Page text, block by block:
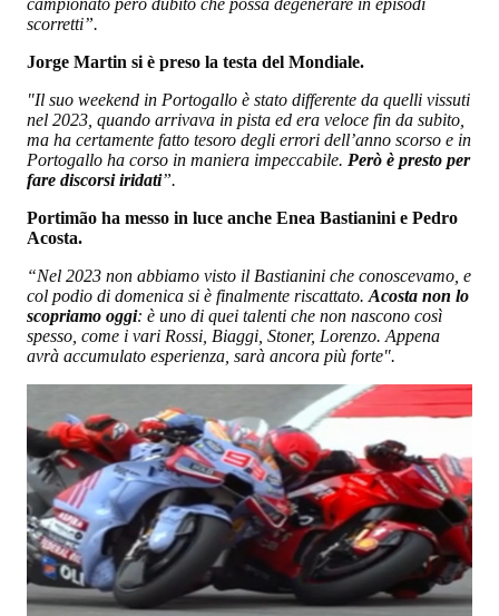
scorretti”.
Jorge Martin si è preso la testa del Mondiale.
"Il suo weekend in Portogallo è stato differente da quelli vissuti
nel 2023, quando arrivava in pista ed era veloce fin da subito,
ma ha certamente fatto tesoro degli errori dell’anno scorso e in
Portogallo ha corso in maniera impeccabile. Però è presto per
fare discorsi iridati”.
Portimão ha messo in luce anche Enea Bastianini e Pedro
Acosta.
“Nel 2023 non abbiamo visto il Bastianini che conoscevamo, e
col podio di domenica si è finalmente riscattato. Acosta non lo
scopriamo oggi: è uno di quei talenti che non nascono così
spesso, come i vari Rossi, Biaggi, Stoner, Lorenzo. Appena
avrà accumulato esperienza, sarà ancora più forte".